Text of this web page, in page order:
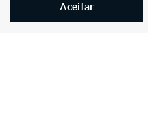
(31) 2101-5042
Aceitar